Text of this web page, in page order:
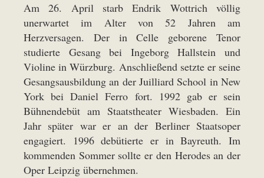
Am 26. April starb Endrik Wottrich völlig
unerwartet im Alter von 52 Jahren am
Herzversagen. Der in Celle geborene Tenor
studierte Gesang bei Ingeborg Hallstein und
Violine in Würzburg. Anschließend setzte er seine
Gesangsausbildung an der Juilliard School in New
York bei Daniel Ferro fort. 1992 gab er sein
Bühnendebüt am Staatstheater Wiesbaden. Ein
Jahr später war er an der Berliner Staatsoper
engagiert. 1996 debütierte er in Bayreuth. Im
kommenden Sommer sollte er den Herodes an der
Oper Leipzig übernehmen.